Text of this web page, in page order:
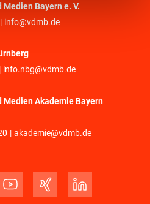
Bayern e. V.
| info@vdmb.de
| info.nbg@vdmb.de
Medien Akademie Bayern
| akademie@vdmb.de